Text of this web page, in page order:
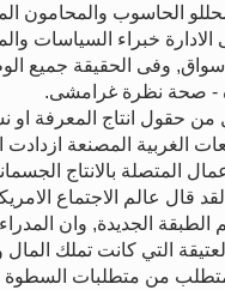
الحاسوب والمحامون
خبراء السياسات
وفى الحقيقة جميع
- صحة نظرة غرامشى.
حقول انتاج المعرفة او
الغربية المصنعة ازدادت
المتصلة بالانتاج
قال عالم الاجتماع
الجديدة, وان
التي كانت تملك المال
من متطلبات السطوة